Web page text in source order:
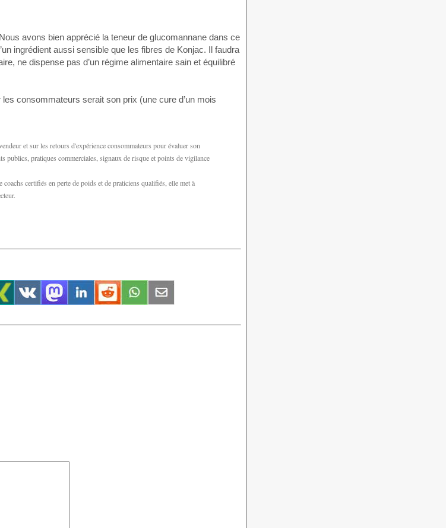
avons bien apprécié la teneur de glucomannane dans ce
ingrédient aussi sensible que les fibres de Konjac. Il faudra
ne dispense pas d’un régime alimentaire sain et équilibré
consommateurs serait son prix (une cure d’un mois
et sur les retours d'expérience consommateurs pour évaluer son
publics, pratiques commerciales, signaux de risque et points de vigilance
certifiés en perte de poids et de praticiens qualifiés, elle met à